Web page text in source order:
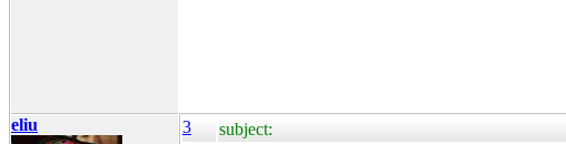
eliu 3 subject: